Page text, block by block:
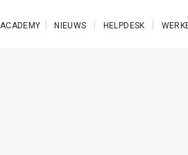
ACADEMY NIEUWS HELPDESK